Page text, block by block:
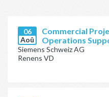
06
Aoû
Commercial
Operations
Siemens Schweiz AG
Renens VD